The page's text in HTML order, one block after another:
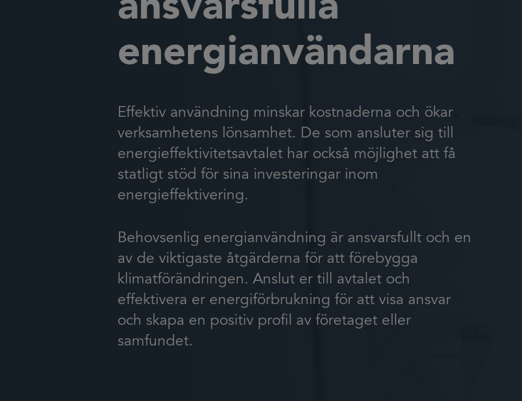
ansvarsfulla
energianvändarna
Effektiv användning minskar kostnaderna och ökar
verksamhetens lönsamhet. De som ansluter sig till
energieffektivitetsavtalet har också möjlighet att få
statligt stöd för sina investeringar inom
energieffektivering.
Behovsenlig energianvändning är ansvarsfullt och en
av de viktigaste åtgärderna för att förebygga
klimatförändringen. Anslut er till avtalet och
effektivera er energiförbrukning för att visa ansvar
och skapa en positiv profil av företaget eller
samfundet.